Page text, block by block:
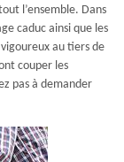
l’ensemble. Dans
caduc ainsi que les
au tiers de
couper les
pas à demander